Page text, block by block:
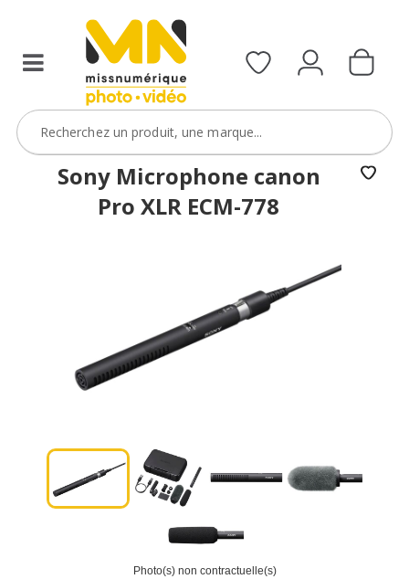
Sony Microphone canon
Pro XLR ECM-778
Photo(s) non contractuelle(s)